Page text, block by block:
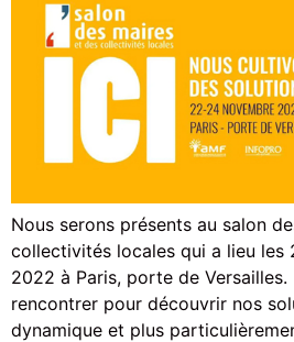
Nous serons présents au salon
collectivités locales qui a lieu les
2022 à Paris, porte de
rencontrer pour découvrir nos
dynamique et plus